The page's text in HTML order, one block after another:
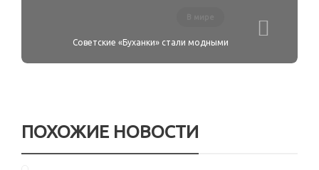
Советские «Буханки» стали модными
ПОХОЖИЕ НОВОСТИ